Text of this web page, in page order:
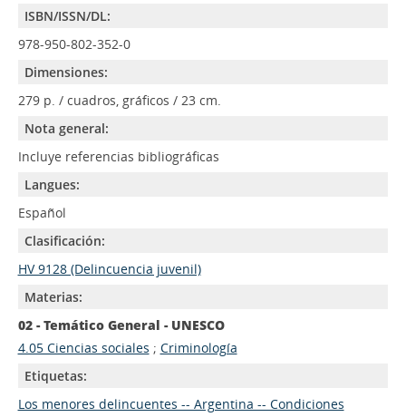
ISBN/ISSN/DL:
978-950-802-352-0
Dimensiones:
279 p. / cuadros, gráficos / 23 cm.
Nota general:
Incluye referencias bibliográficas
Langues:
Español
Clasificación:
HV 9128 (Delincuencia juvenil)
Materias:
02 - Temático General - UNESCO
4.05 Ciencias sociales ; Criminología
Etiquetas:
Los menores delincuentes -- Argentina -- Condiciones